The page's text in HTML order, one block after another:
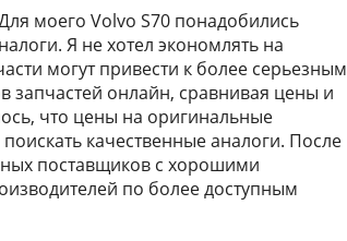
моего Volvo S70 понадобились
Я не хотел экономлять на
могут привести к более серьезным
запчастей онлайн, сравнивая цены и
что цены на оригинальные
качественные аналоги. После
поставщиков с хорошими
по более доступным